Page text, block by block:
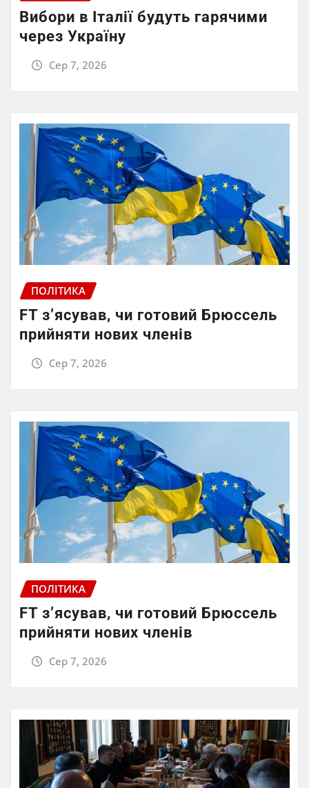
Вибори в Італії будуть гарячими
через Україну
Сер 7, 2026
ПОЛІТИКА
FT зʼясував, чи готовий Брюссель
прийняти нових членів
Сер 7, 2026
ПОЛІТИКА
FT зʼясував, чи готовий Брюссель
прийняти нових членів
Сер 7, 2026